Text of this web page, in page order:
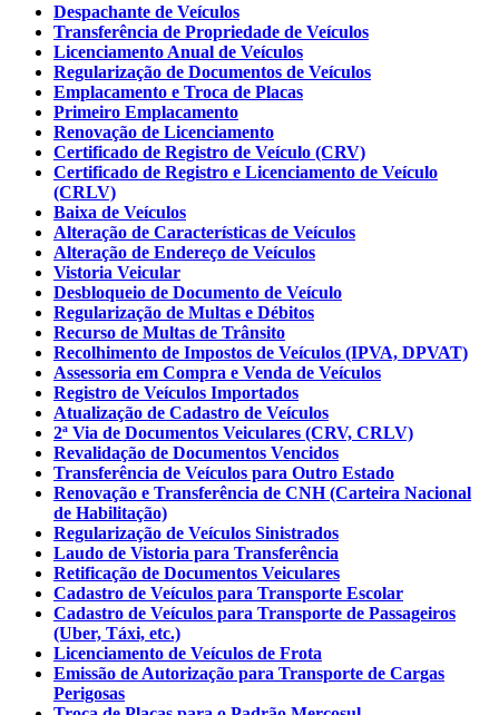
Despachante de Veículos
Transferência de Propriedade de Veículos
Licenciamento Anual de Veículos
Regularização de Documentos de Veículos
Emplacamento e Troca de Placas
Primeiro Emplacamento
Renovação de Licenciamento
Certificado de Registro de Veículo (CRV)
Certificado de Registro e Licenciamento de Veículo
(CRLV)
Baixa de Veículos
Alteração de Características de Veículos
Alteração de Endereço de Veículos
Vistoria Veicular
Desbloqueio de Documento de Veículo
Regularização de Multas e Débitos
Recurso de Multas de Trânsito
Recolhimento de Impostos de Veículos (IPVA, DPVAT)
Assessoria em Compra e Venda de Veículos
Registro de Veículos Importados
Atualização de Cadastro de Veículos
2ª Via de Documentos Veiculares (CRV, CRLV)
Revalidação de Documentos Vencidos
Transferência de Veículos para Outro Estado
Renovação e Transferência de CNH (Carteira Nacional
de Habilitação)
Regularização de Veículos Sinistrados
Laudo de Vistoria para Transferência
Retificação de Documentos Veiculares
Cadastro de Veículos para Transporte Escolar
Cadastro de Veículos para Transporte de Passageiros
(Uber, Táxi, etc.)
Licenciamento de Veículos de Frota
Emissão de Autorização para Transporte de Cargas
Perigosas